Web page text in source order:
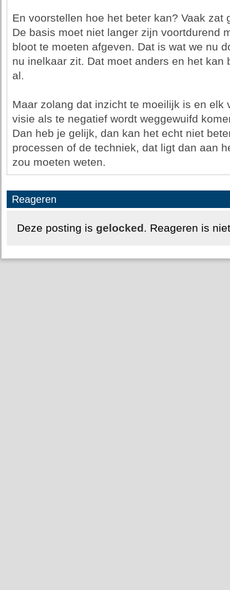
En voorstellen hoe het beter kan? Vaak zat
De basis moet niet langer zijn voortdurend
bloot te moeten afgeven. Dat is wat we nu
nu inelkaar zit. Dat moet anders en het kan
al.
Maar zolang dat inzicht te moeilijk is en elk
visie als te negatief wordt weggewuifd
Dan heb je gelijk, dan kan het echt niet
processen of de techniek, dat ligt dan aan
zou moeten weten.
Reageren
Deze posting is gelocked. Reageren is